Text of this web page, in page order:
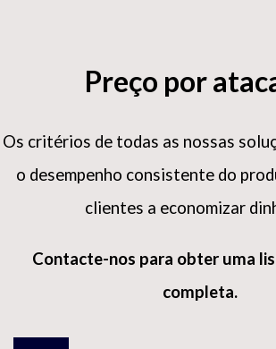
Preço por
Os critérios de todas as nossas
o desempenho consistente do
clientes a economizar
Contacte-nos para obter uma
completa.